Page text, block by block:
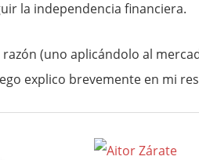
la independencia financiera.
(uno aplicándolo al
explico brevemente en mi